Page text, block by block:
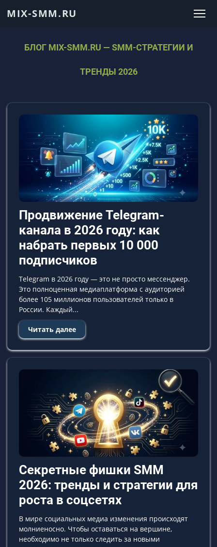
MIX-SMM.RU
БЛОГ MIX-SMM.RU — SMM-СТРАТЕГИИ И
ТРЕНДЫ 2026
Продвижение Telegram-
канала в 2026 году: как
набрать первых 10 000
подписчиков
Telegram в 2026 году — это не просто мессенджер.
Это полноценная медиаплатформа с аудиторией
более 105 миллионов пользователей только в
России. Каждый...
Читать далее
Секретные фишки SMM
2026: тренды и стратегии для
роста в соцсетях
В мире социальных медиа изменения происходят
молниеносно. Чтобы оставаться на вершине,
необходимо не только следить за новыми